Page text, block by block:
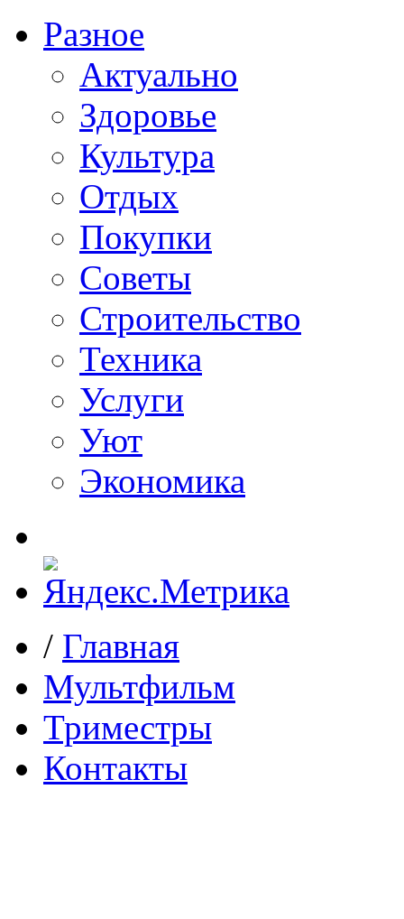
Разное
Актуально
Здоровье
Культура
Отдых
Покупки
Советы
Строительство
Техника
Услуги
Уют
Экономика
/ Главная
Мультфильм
Триместры
Контакты